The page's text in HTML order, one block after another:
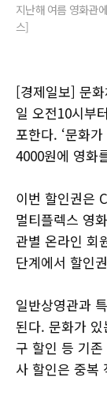
지난해 여름 영화관
스]
[경제일보] 문
일 오전10시부
포한다. ‘문화
4000원에 영화
이번 할인권은
멀티플렉스 영
관별 온라인 회
단계에서 할인
일반상영관과
된다. 문화가
구 할인 등 기
사 할인은 중복